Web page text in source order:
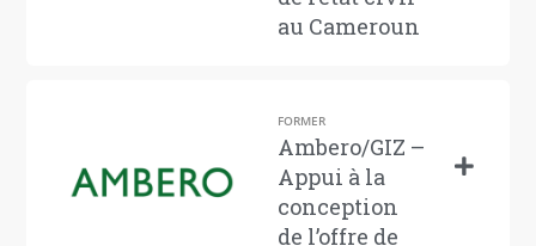
au Cameroun
FORMER
Ambero/GIZ –
Appui à la
conception
de l’offre de